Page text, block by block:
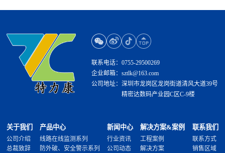
关于我们
公司介绍
总裁致辞
产品中心
线路在线监测系列
防外破、安全警示系列
新闻中心
行业资讯
公司动态
解决方案&案例
工程案例
解决方案
联系我们
联系方式
销售区域
联系电话： 0755-29500269
企业邮箱： sztlk@163.com
公司地址： 深圳市龙岗区龙岗街道清风大道39号
精密达数码产业园C区C-9楼